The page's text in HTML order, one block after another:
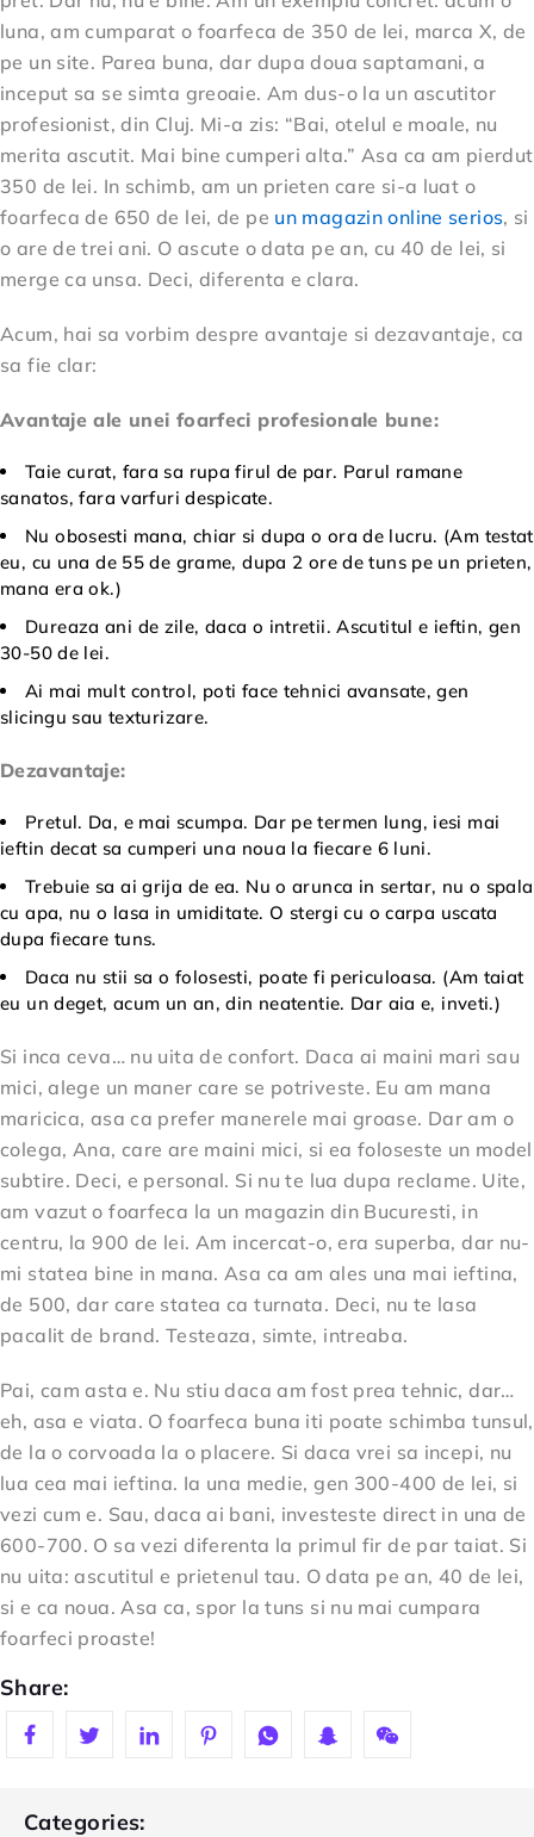
luna, am cumparat o foarfeca de 350 de lei, marca X, de
pe un site. Parea buna, dar dupa doua saptamani, a
inceput sa se simta greoaie. Am dus-o la un ascutitor
profesionist, din Cluj. Mi-a zis: “Bai, otelul e moale, nu
merita ascutit. Mai bine cumperi alta.” Asa ca am pierdut
350 de lei. In schimb, am un prieten care si-a luat o
foarfeca de 650 de lei, de pe un magazin online serios, si
o are de trei ani. O ascute o data pe an, cu 40 de lei, si
merge ca unsa. Deci, diferenta e clara.
Acum, hai sa vorbim despre avantaje si dezavantaje, ca
sa fie clar:
Avantaje ale unei foarfeci profesionale bune:
Taie curat, fara sa rupa firul de par. Parul ramane
sanatos, fara varfuri despicate.
Nu obosesti mana, chiar si dupa o ora de lucru. (Am testat
eu, cu una de 55 de grame, dupa 2 ore de tuns pe un prieten,
mana era ok.)
Dureaza ani de zile, daca o intretii. Ascutitul e ieftin, gen
30-50 de lei.
Ai mai mult control, poti face tehnici avansate, gen
slicingu sau texturizare.
Dezavantaje:
Pretul. Da, e mai scumpa. Dar pe termen lung, iesi mai
ieftin decat sa cumperi una noua la fiecare 6 luni.
Trebuie sa ai grija de ea. Nu o arunca in sertar, nu o spala
cu apa, nu o lasa in umiditate. O stergi cu o carpa uscata
dupa fiecare tuns.
Daca nu stii sa o folosesti, poate fi periculoasa. (Am taiat
eu un deget, acum un an, din neatentie. Dar aia e, inveti.)
Si inca ceva… nu uita de confort. Daca ai maini mari sau
mici, alege un maner care se potriveste. Eu am mana
maricica, asa ca prefer manerele mai groase. Dar am o
colega, Ana, care are maini mici, si ea foloseste un model
subtire. Deci, e personal. Si nu te lua dupa reclame. Uite,
am vazut o foarfeca la un magazin din Bucuresti, in
centru, la 900 de lei. Am incercat-o, era superba, dar nu-
mi statea bine in mana. Asa ca am ales una mai ieftina,
de 500, dar care statea ca turnata. Deci, nu te lasa
pacalit de brand. Testeaza, simte, intreaba.
Pai, cam asta e. Nu stiu daca am fost prea tehnic, dar…
eh, asa e viata. O foarfeca buna iti poate schimba tunsul,
de la o corvoada la o placere. Si daca vrei sa incepi, nu
lua cea mai ieftina. Ia una medie, gen 300-400 de lei, si
vezi cum e. Sau, daca ai bani, investeste direct in una de
600-700. O sa vezi diferenta la primul fir de par taiat. Si
nu uita: ascutitul e prietenul tau. O data pe an, 40 de lei,
si e ca noua. Asa ca, spor la tuns si nu mai cumpara
foarfeci proaste!
Share:
Categories: